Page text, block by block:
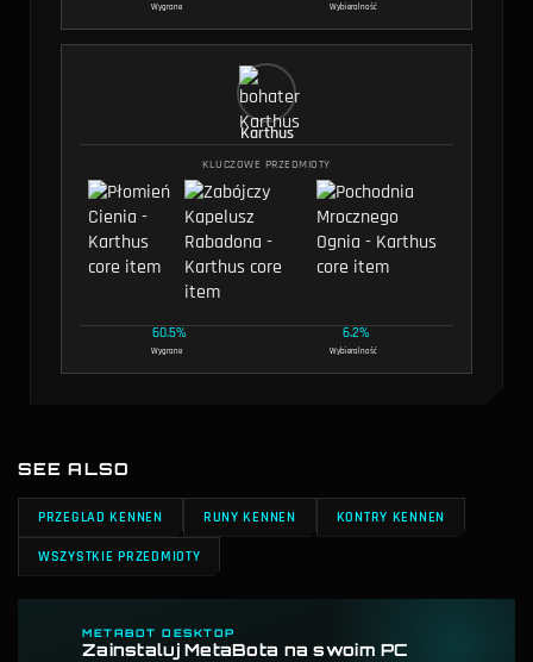
Wygrane Wybieralność
Karthus
KLUCZOWE PRZEDMIOTY
60.5%
Wygrane
6.2%
Wybieralność
SEE ALSO
PRZEGLAD KENNEN RUNY KENNEN KONTRY KENNEN
WSZYSTKIE PRZEDMIOTY
METABOT DESKTOP
Zainstaluj MetaBota na swoim PC